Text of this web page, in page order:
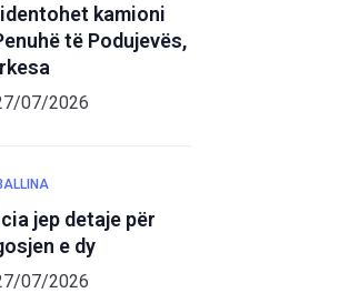
kamioni
të Podujevës,
07/2026
jep detaje për
e dy
07/2026